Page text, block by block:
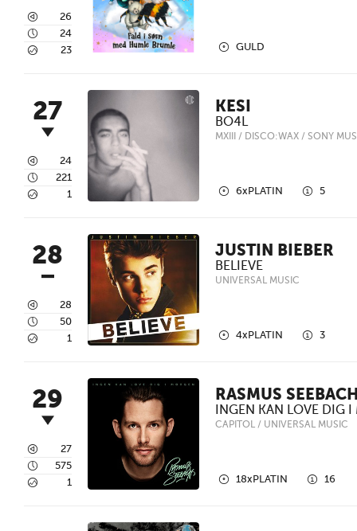
3 26
4 24
5 23 2 GULD
27
3 24
4 221
5 1
KESI
BO4L
MXIII / DISCO:WAX / SONY
2 6xPLATIN 1 5
28
3 28
4 50
5 1
JUSTIN BIEBER
BELIEVE
UNIVERSAL MUSIC
2 4xPLATIN 1 3
29
3 27
4 575
5 1
RASMUS
INGEN KAN LOVE DIG
CAPITOL / UNIVERSAL MUSIC
2 18xPLATIN 1 16